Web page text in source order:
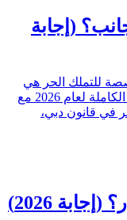
(إجابة
للتملك الحر هي
تملك حر بالكامل للمواطنين الأجانب. الإجابة الكاملة لعام 2026 مع
في قانون دبي،
2026)